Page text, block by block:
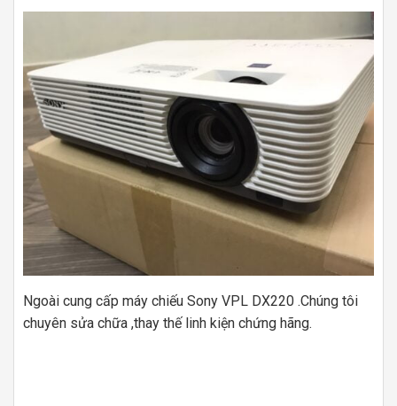
Ngoài cung cấp máy chiếu Sony VPL DX220 .Chúng tôi
chuyên sửa chữa ,thay thế linh kiện chứng hãng.